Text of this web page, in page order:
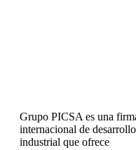
Grupo PICSA es una
internacional de desarrollo
industrial que ofrece